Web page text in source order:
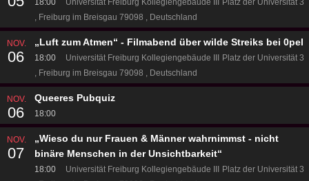
Freiburg im Breisgau 79098
Deutschland
NOV.
06
„Luft zum Atmen“ - Filmabend über wilde Streiks bei 0pel
18:00 Universität Freiburg Kollegiengebäude III Platz der Universität 3
Freiburg im Breisgau 79098
Deutschland
NOV.
06
Queeres Pubquiz
18:00
NOV.
07
„Wieso du nur Frauen & Männer wahrnimmst - nicht
binäre Menschen in der Unsichtbarkeit“
18:00 Universität Freiburg Kollegiengebäude III Platz der Universität 3